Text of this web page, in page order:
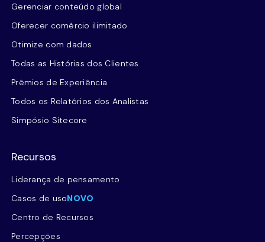
Gerenciar conteúdo global
Oferecer comércio ilimitado
Otimize com dados
Todas as Histórias dos Clientes
Prêmios de Experiência
Todos os Relatórios dos Analistas
Simpósio Sitecore
Recursos
Liderança de pensamento
Casos de usoNOVO
Centro de Recursos
Percepções